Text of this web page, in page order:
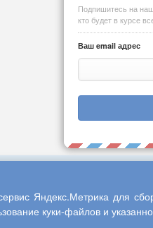
Подпишитесь на
кто будет в курсе
Ваш email адрес
Яндекс.Метрика для
куки-файлов и